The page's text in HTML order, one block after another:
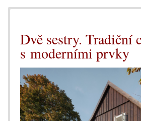
Dvě sestry. Tradiční
s moderními prvky